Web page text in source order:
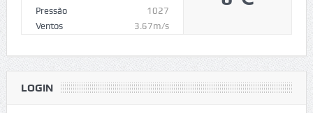
Pressão
1027
Ventos
3.67m/s
LOGIN